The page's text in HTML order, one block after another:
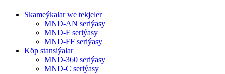
Skameýkalar we tekjeler
MND-AN seriýasy
MND-F seriýasy
MND-FF seriýasy
Köp stansiýalar
MND-360 seriýasy
MND-C seriýasy